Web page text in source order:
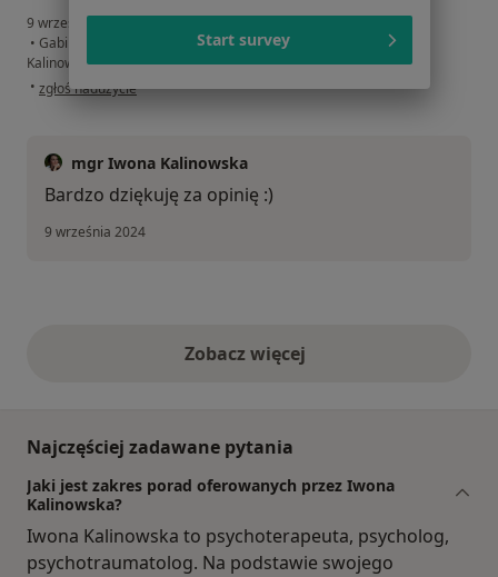
9 września 2024
• Gabinet na żywo - Czułe Ja Gabinet psychoterapeutyczny Iwona
Kalinowska•
• w opinii użytkownika U.M.
zgłoś nadużycie
mgr Iwona Kalinowska
Bardzo dziękuję za opinię :)
9 września 2024
Zobacz więcejopinie powyżej
Najczęściej zadawane pytania
Jaki jest zakres porad oferowanych przez Iwona
Kalinowska?
Iwona Kalinowska to psychoterapeuta, psycholog,
psychotraumatolog. Na podstawie swojego
Start survey